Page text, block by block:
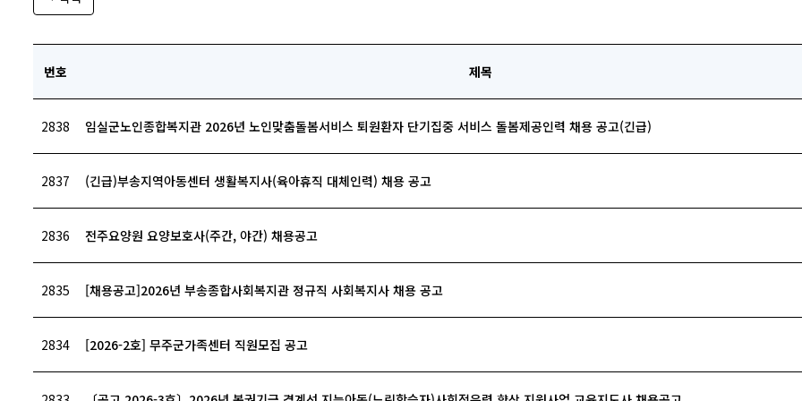
번호 제목
2838 임실군노인종합복지관 2026년 노인맞춤돌봄서비스 퇴원환자 단기집중 서비스 돌봄제공인력 채용 공고(긴급)
2837 (긴급)부송지역아동센터 생활복지사(육아휴직 대체인력) 채용 공고
2836 전주요양원 요양보호사(주간, 야간) 채용공고
2835 [채용공고]2026년 부송종합사회복지관 정규직 사회복지사 채용 공고
2834 [2026-2호] 무주군가족센터 직원모집 공고